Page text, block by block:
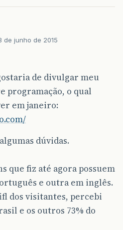
de junho de 2015
de divulgar meu
programação, o qual
em janeiro:
dúvidas.
que fiz até agora possuem
e outra em inglês.
dos visitantes, percebi
e os outros 73% do